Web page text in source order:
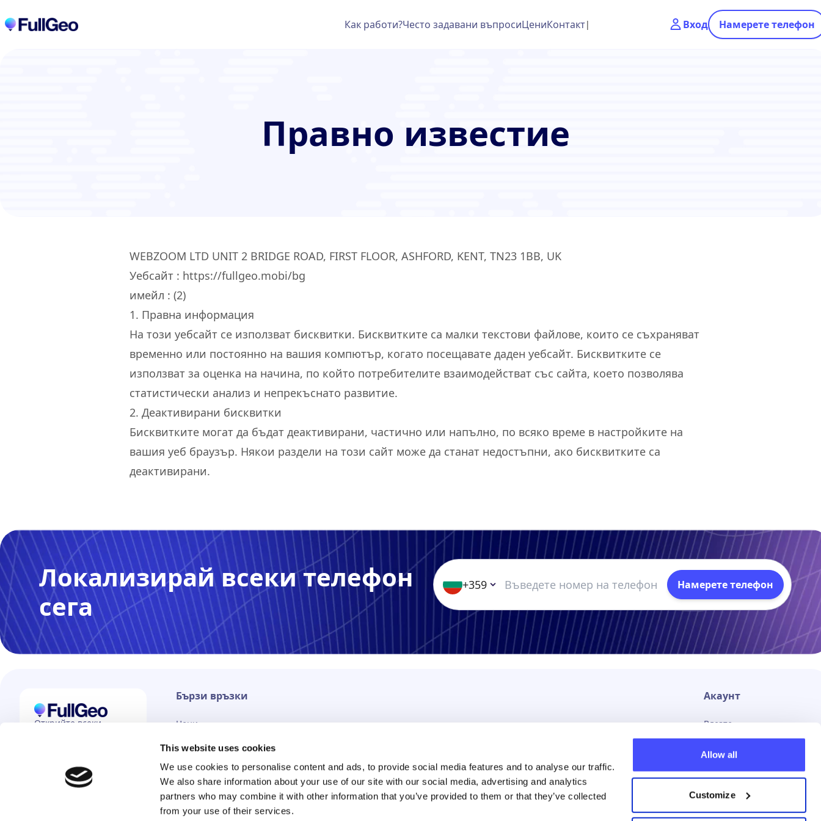
This website uses cookies
We use cookies to personalise content and ads, to provide social media features and to analyse our traffic.
We also share information about your use of our site with our social media, advertising and analytics
partners who may combine it with other information that you’ve provided to them or that they’ve collected
from your use of their services.
Allow all
Customize
Как работи?Често задавани въпросиЦениКонтакт Вход Намерете телефон
Правно известие
WEBZOOM LTD UNIT 2 BRIDGE ROAD, FIRST FLOOR, ASHFORD, KENT, TN23 1BB, UK
Уебсайт : https://fullgeo.mobi/bg
имейл : (2)
1. Правна информация
На този уебсайт се използват бисквитки. Бисквитките са малки текстови файлове, които се съхраняват
временно или постоянно на вашия компютър, когато посещавате даден уебсайт. Бисквитките се
използват за оценка на начина, по който потребителите взаимодействат със сайта, което позволява
статистически анализ и непрекъснато развитие.
2. Деактивирани бисквитки
Бисквитките могат да бъдат деактивирани, частично или напълно, по всяко време в настройките на
вашия уеб браузър. Някои раздели на този сайт може да станат недостъпни, ако бисквитките са
деактивирани.
Локализирай всеки телефон
сега
+359 Намерете телефон
Открийте всеки
Бързи връзки
Цени
Как работи?
Често задавани въпроси
Контакт
Акаунт
Влезте